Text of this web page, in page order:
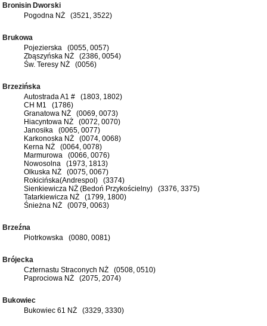
Bronisin Dworski
Pogodna NŻ (3521, 3522)
Brukowa
Pojezierska (0055, 0057)
Zbąszyńska NŻ (2386, 0054)
Św. Teresy NŻ (0056)
Brzezińska
Autostrada A1 # (1803, 1802)
CH M1 (1786)
Granatowa NŻ (0069, 0073)
Hiacyntowa NŻ (0072, 0070)
Janosika (0065, 0077)
Karkonoska NŻ (0074, 0068)
Kerna NŻ (0064, 0078)
Marmurowa (0066, 0076)
Nowosolna (1973, 1813)
Olkuska NŻ (0075, 0067)
Rokicińska(Andrespol) (3374)
Sienkiewicza NŻ (Bedoń Przykościelny) (3376, 3375)
Tatarkiewicza NŻ (1799, 1800)
Śnieżna NŻ (0079, 0063)
Brzeźna
Piotrkowska (0080, 0081)
Brójecka
Czternastu Straconych NŻ (0508, 0510)
Paprociowa NŻ (2075, 2074)
Bukowiec
Bukowiec 61 NŻ (3329, 3330)